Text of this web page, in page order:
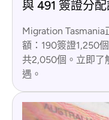
與 491 簽證分
Migration
額：190簽證1,250
共2,050個。立即了
遇。